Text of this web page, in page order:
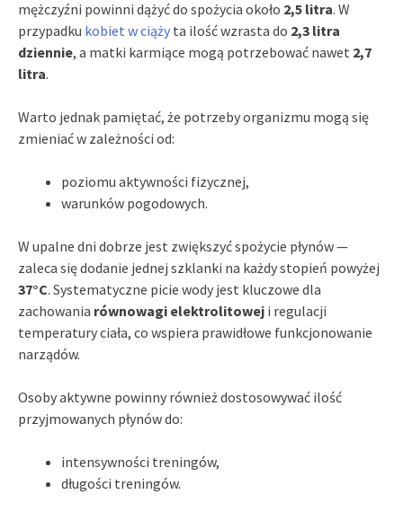
mężczyźni powinni dążyć do spożycia około 2,5 litra. W
przypadku kobiet w ciąży ta ilość wzrasta do 2,3 litra
dziennie, a matki karmiące mogą potrzebować nawet 2,7
litra.
Warto jednak pamiętać, że potrzeby organizmu mogą się
zmieniać w zależności od:
poziomu aktywności fizycznej,
warunków pogodowych.
W upalne dni dobrze jest zwiększyć spożycie płynów —
zaleca się dodanie jednej szklanki na każdy stopień powyżej
37°C. Systematyczne picie wody jest kluczowe dla
zachowania równowagi elektrolitowej i regulacji
temperatury ciała, co wspiera prawidłowe funkcjonowanie
narządów.
Osoby aktywne powinny również dostosowywać ilość
przyjmowanych płynów do:
intensywności treningów,
długości treningów.